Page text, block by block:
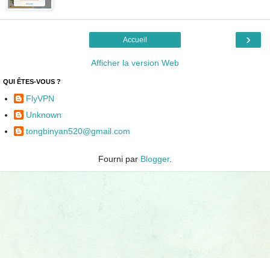
›
Accueil
Afficher la version Web
QUI ÊTES-VOUS ?
FlyVPN
Unknown
tongbinyan520@gmail.com
Fourni par Blogger.